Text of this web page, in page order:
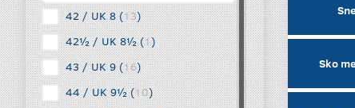
Westland - Herre(1)
42 / UK 8(13)
42½ / UK 8½(1)
43 / UK 9(16)
44 / UK 9½(10)
Sko